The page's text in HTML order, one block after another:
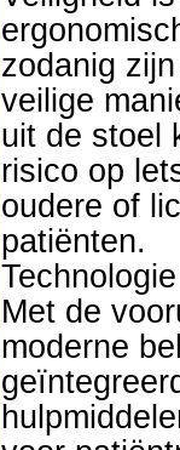
zodanig
veilige
uit de stoel
risico op
oudere of
patiënten.
Met de
moderne